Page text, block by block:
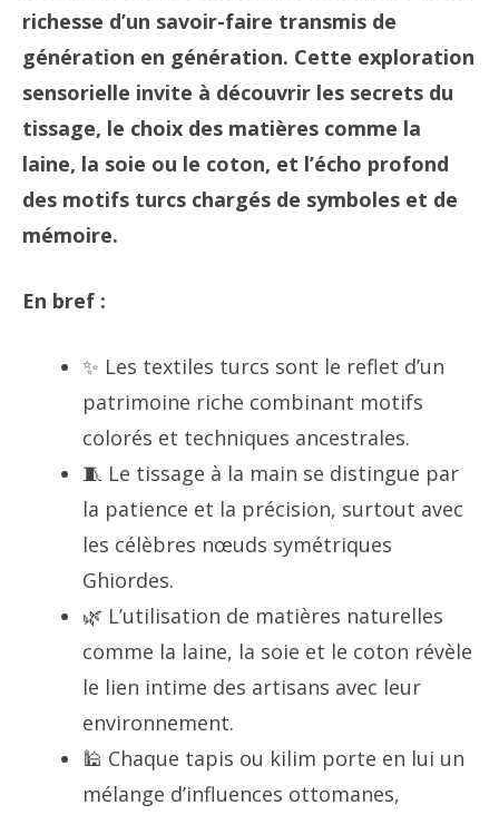
richesse d’un savoir-faire transmis de
génération en génération. Cette exploration
sensorielle invite à découvrir les secrets du
tissage, le choix des matières comme la
laine, la soie ou le coton, et l’écho profond
des motifs turcs chargés de symboles et de
mémoire.
En bref :
✨ Les textiles turcs sont le reflet d’un
patrimoine riche combinant motifs
colorés et techniques ancestrales.
🧵 Le tissage à la main se distingue par
la patience et la précision, surtout avec
les célèbres nœuds symétriques
Ghiordes.
🌿 L’utilisation de matières naturelles
comme la laine, la soie et le coton révèle
le lien intime des artisans avec leur
environnement.
🕌 Chaque tapis ou kilim porte en lui un
mélange d’influences ottomanes,